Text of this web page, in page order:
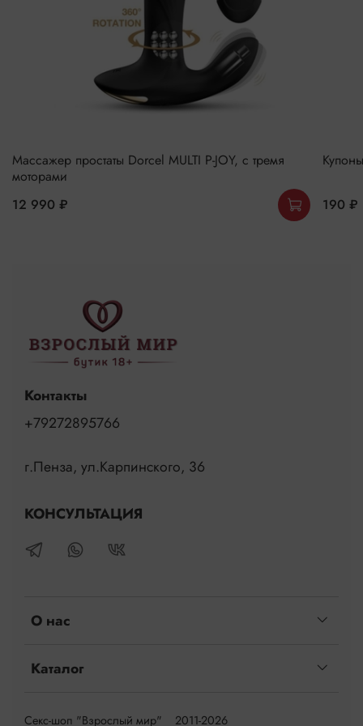
Массажер простаты Dorcel MULTI P-JOY, с тремя
моторами
12 990 ₽
190 ₽
О нас
Каталог
Контакты
+79272895766
г.Пенза, ул.Карпинского, 36
КОНСУЛЬТАЦИЯ
Секс-шоп "Взрослый мир" 2011-2026